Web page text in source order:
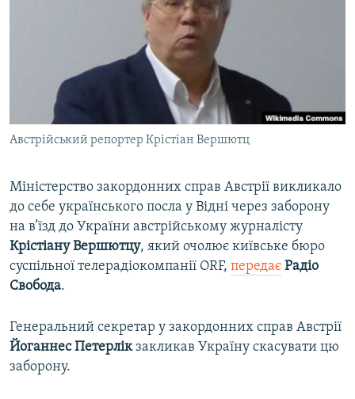
СВІДЧЕННЯ ОКУПАЦІЇ
УКРАЇНСЬКА ПРОБЛЕМА КРИМУ
ІНФОГРАФІКА
ЯК ОБІЙТИ БЛОКУВАННЯ
Qırımtatar
ДОЛУЧАЙСЯ!
Усі сайти RFE/RL
Австрійський репортер Крістіан Вершютц
Міністерство закордонних справ Австрії викликало
до себе українського посла у Відні через заборону
на в’їзд до України австрійському журналісту
Крістіану Вершютцу, який очолює київське бюро
суспільної телерадіокомпанії ORF, передає Радіо
Свобода.
Генеральний секретар у закордонних справ Австрії
Йоганнес Петерлікзакликав Україну скасувати цю
заборону.